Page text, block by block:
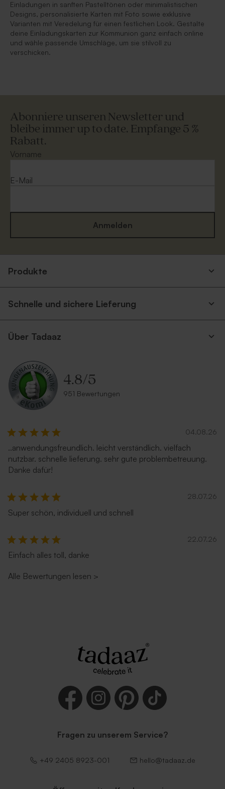
Einladungen in sanften Pastelltönen oder minimalistischen
Designs, personalisierte Karten mit Foto sowie exklusive
Varianten mit Veredelung für einen festlichen Look. Gestalte
deine Einladungskarten zur Kommunion ganz einfach online
und wähle passende Umschläge, um sie stilvoll zu
verschicken.
Abonniere unseren Newsletter und
bleibe immer up to date. Empfange 5 %
Rabatt.
Vorname
E-Mail
Anmelden
Produkte
Schnelle und sichere Lieferung
Über Tadaaz
4.8/5
951 Bewertungen
04.08.26
..anwendungsfreundlich. leicht verständlich. vielfach
nutzbar. schnelle lieferung. sehr gute problembetreuung.
Danke dafür!
28.07.26
Super schön, individuell und schnell
22.07.26
Einfach alles toll, danke
Alle Bewertungen lesen >
Fragen zu unserem Service?
+49 2405 8923-001 hello@tadaaz.de